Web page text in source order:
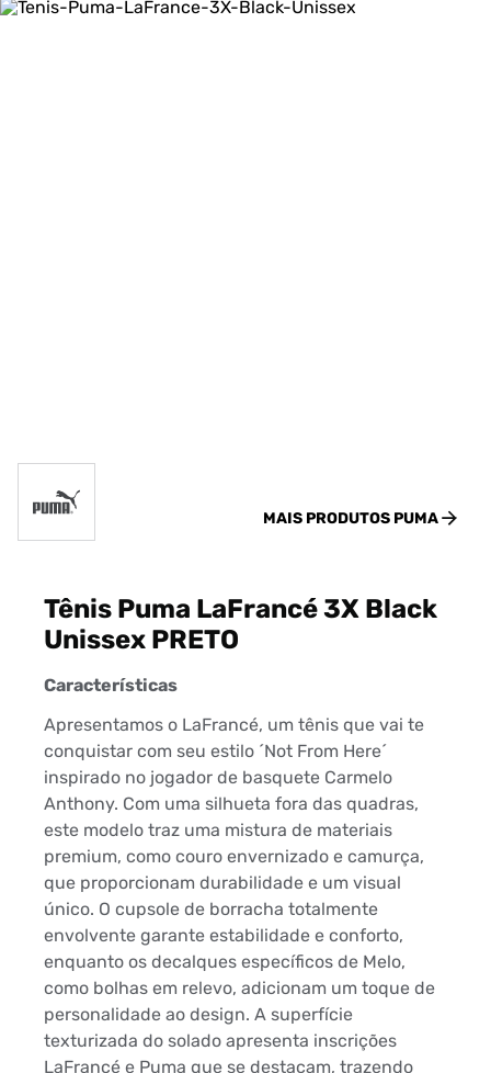
MAIS PRODUTOS PUMA
Tênis Puma LaFrancé 3X Black
Unissex PRETO
Características
Apresentamos o LaFrancé, um tênis que vai te
conquistar com seu estilo ´Not From Here´
inspirado no jogador de basquete Carmelo
Anthony. Com uma silhueta fora das quadras,
este modelo traz uma mistura de materiais
premium, como couro envernizado e camurça,
que proporcionam durabilidade e um visual
único. O cupsole de borracha totalmente
envolvente garante estabilidade e conforto,
enquanto os decalques específicos de Melo,
como bolhas em relevo, adicionam um toque de
personalidade ao design. A superfície
texturizada do solado apresenta inscrições
LaFrancé e Puma que se destacam, trazendo